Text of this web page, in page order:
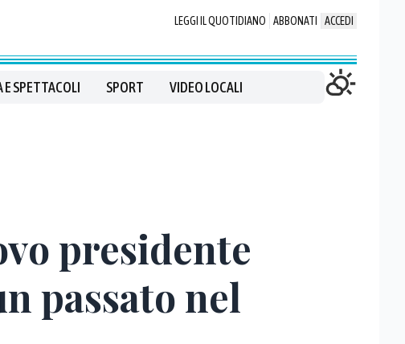
LEGGI IL QUOTIDIANO ABBONATI ACCEDI
E SPETTACOLI SPORT VIDEO LOCALI
presidente
passato nel